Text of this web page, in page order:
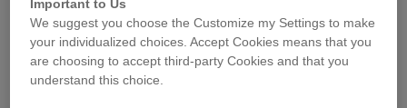
✉️ NEWSLETTER
Important to Us
We suggest you choose the Customize my Settings to make
your individualized choices. Accept Cookies means that you
are choosing to accept third-party Cookies and that you
understand this choice.